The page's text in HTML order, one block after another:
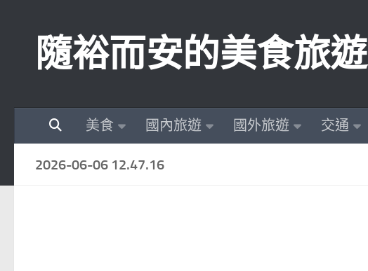
隨裕而安的美食旅遊
美食 國內旅遊 國外旅遊 交通
2026-06-06 12.47.16